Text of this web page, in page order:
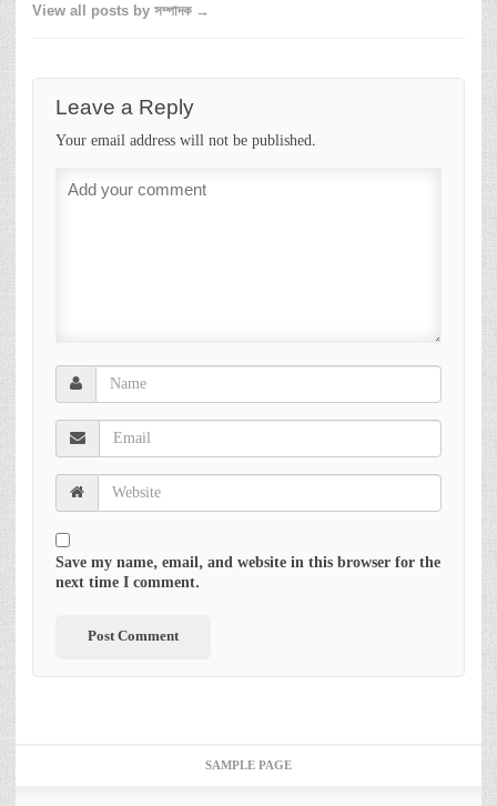
View all posts by সম্পাদক →
Leave a Reply
Your email address will not be published.
Save my name, email, and website in this browser for the
next time I comment.
SAMPLE PAGE